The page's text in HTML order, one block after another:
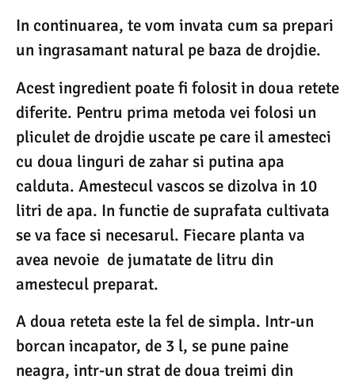
In continuarea, te vom invata cum sa prepari
un ingrasamant natural pe baza de drojdie.
Acest ingredient poate fi folosit in doua retete
diferite. Pentru prima metoda vei folosi un
pliculet de drojdie uscate pe care il amesteci
cu doua linguri de zahar si putina apa
calduta. Amestecul vascos se dizolva in 10
litri de apa. In functie de suprafata cultivata
se va face si necesarul. Fiecare planta va
avea nevoie de jumatate de litru din
amestecul preparat.
A doua reteta este la fel de simpla. Intr-un
borcan incapator, de 3 l, se pune paine
neagra, intr-un strat de doua treimi din